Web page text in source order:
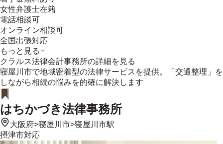
女性弁護士在籍
電話相談可
オンライン相談可
全国出張対応
もっと見る
クラルス法律会計事務所の詳細を見る
寝屋川市で地域密着型の法律サービスを提供。「交通整理」を
しながら相続の悩みを的確に解決します
はちかづき法律事務所
大阪府>寝屋川市>寝屋川市駅
摂津市対応